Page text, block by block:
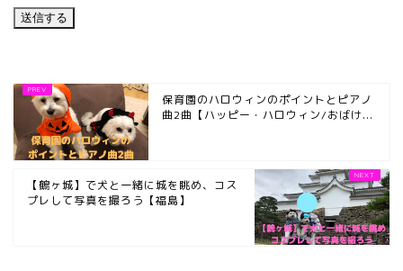
保育園のハロウィンのポイントとピアノ
曲2曲【ハッピー・ハロウィン/おばけ...
【鶴ヶ城】で犬と一緒に城を眺め、コス
プレして写真を撮ろう【福島】